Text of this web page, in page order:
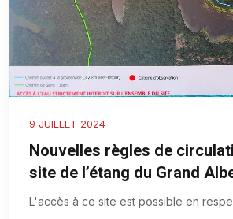
9 JUILLET 2024
Nouvelles règles de
site de l’étang du Grand
L'accès à ce site est possible en